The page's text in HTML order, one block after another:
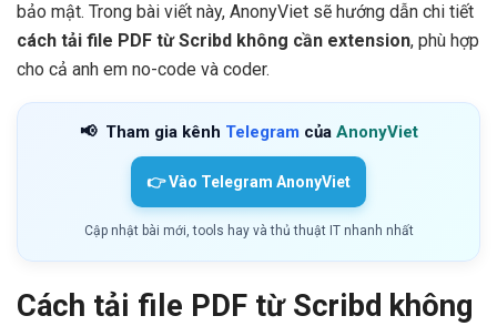
bảo mật. Trong bài viết này, AnonyViet sẽ hướng dẫn chi tiết
cách tải file PDF từ Scribd không cần extension, phù hợp
cho cả anh em no-code và coder.
📢 Tham gia kênh Telegram của AnonyViet
👉 Vào Telegram AnonyViet
Cập nhật bài mới, tools hay và thủ thuật IT nhanh nhất
Cách tải file PDF từ Scribd không